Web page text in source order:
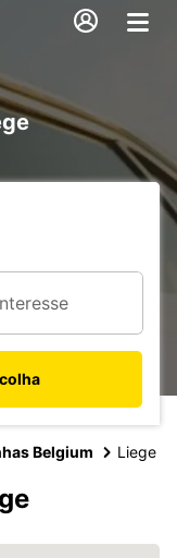
Belgium Liege